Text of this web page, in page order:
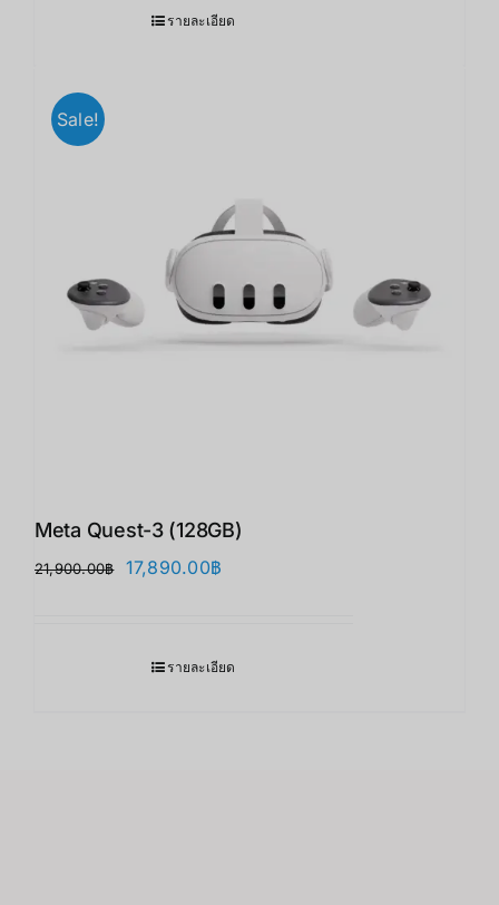
รายละเอียด
Sale!
Meta Quest-3 (128GB)
21,900.00฿
Original
21,900.00฿.
17,890.00฿
รายละเอียด